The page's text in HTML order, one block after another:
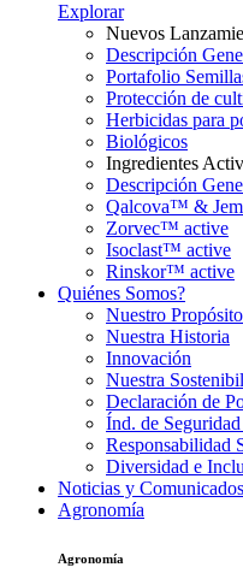
Explorar
Nuevos
Descripción
Portafolio
Protección de
Herbicidas para
Biológicos
Ingredientes
Descripción
Qalcova™ &
Zorvec™ active
Isoclast™ active
Rinskor™ active
Quiénes Somos?
Nuestro
Nuestra Historia
Innovación
Nuestra
Declaración de
Índ. de
Responsabilidad
Diversidad e
Noticias y Comunicados
Agronomía
Agronomía